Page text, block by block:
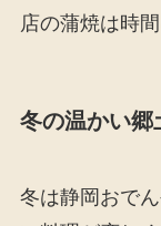
店の蒲焼は時
冬の温かい郷
冬は静岡おで